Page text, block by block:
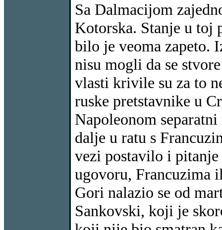
Sa Dalmacijom
Kotorska. Stanje u toj
bilo je veoma zapeto.
nisu mogli da se
vlasti krivile su za to
ruske pretstavnike u
Napoleonom
dalje u ratu s
vezi postavilo i
ugovoru, Francuzima
Gori nalazio se od
Sankovski, koji je